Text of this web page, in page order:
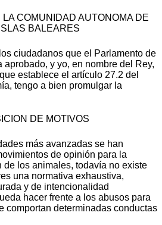
COMUNIDAD AUTONOMA DE
BALEARES
ciudadanos que el Parlamento de
aprobado, y yo, en nombre del Rey,
establece el artículo 27.2 del
tengo a bien promulgar la
DE MOTIVOS
más avanzadas se han
de opinión para la
de los animales, todavía no existe
una normativa exhaustiva,
y de intencionalidad
hacer frente a los abusos para
comportan determinadas conductas